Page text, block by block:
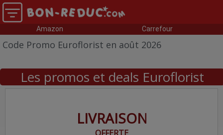
Amazon Carrefour
Code Promo Euroflorist en août 2026
Les promos et deals Euroflorist
LIVRAISON